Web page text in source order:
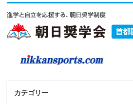
カテゴリー